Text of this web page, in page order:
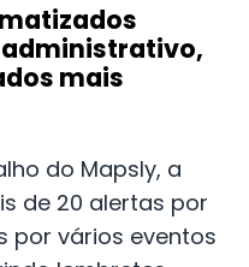
mais
do Mapsly, a
de 20 alertas por
por vários eventos